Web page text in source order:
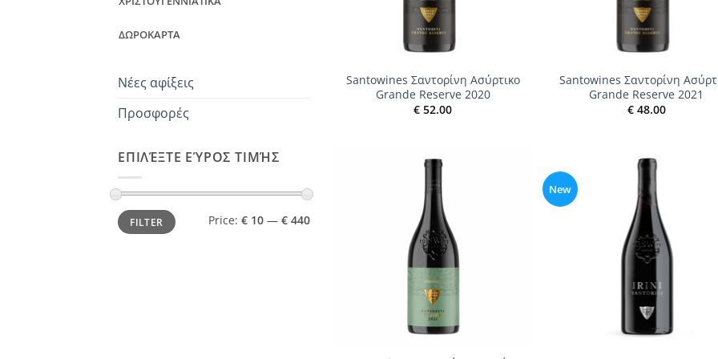
ΔΩΡΟΚΑΡΤΑ
Νέες αφίξεις
Προσφορές
ΕΠΙΛΈΞΤΕ ΕΎΡΟΣ ΤΙΜΉΣ
Min
price
Max
priceFILTER Price: € 10 — € 440
Santowines Σαντορίνη Ασύρτικο
Grande Reserve 2020
€ 52.00
Santowines Σαντορίνη
Grande Reserve 2021
€48.00
New